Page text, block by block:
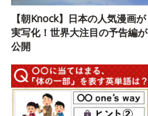
【朝Knock】日本の人気漫画が
実写化！世界大注目の予告編が
公開